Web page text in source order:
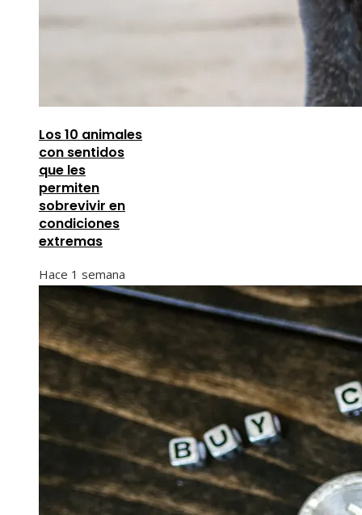
Los 10 animales
con sentidos
que les
permiten
sobrevivir en
condiciones
extremas
Hace 1 semana